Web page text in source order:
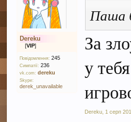
Dereku
[VIP]
Повідомлення: 245
Симпатії: 236
vk.com: dereku
Skype:
derek_unavailable
Паша
За
у
Dereku 1 серп